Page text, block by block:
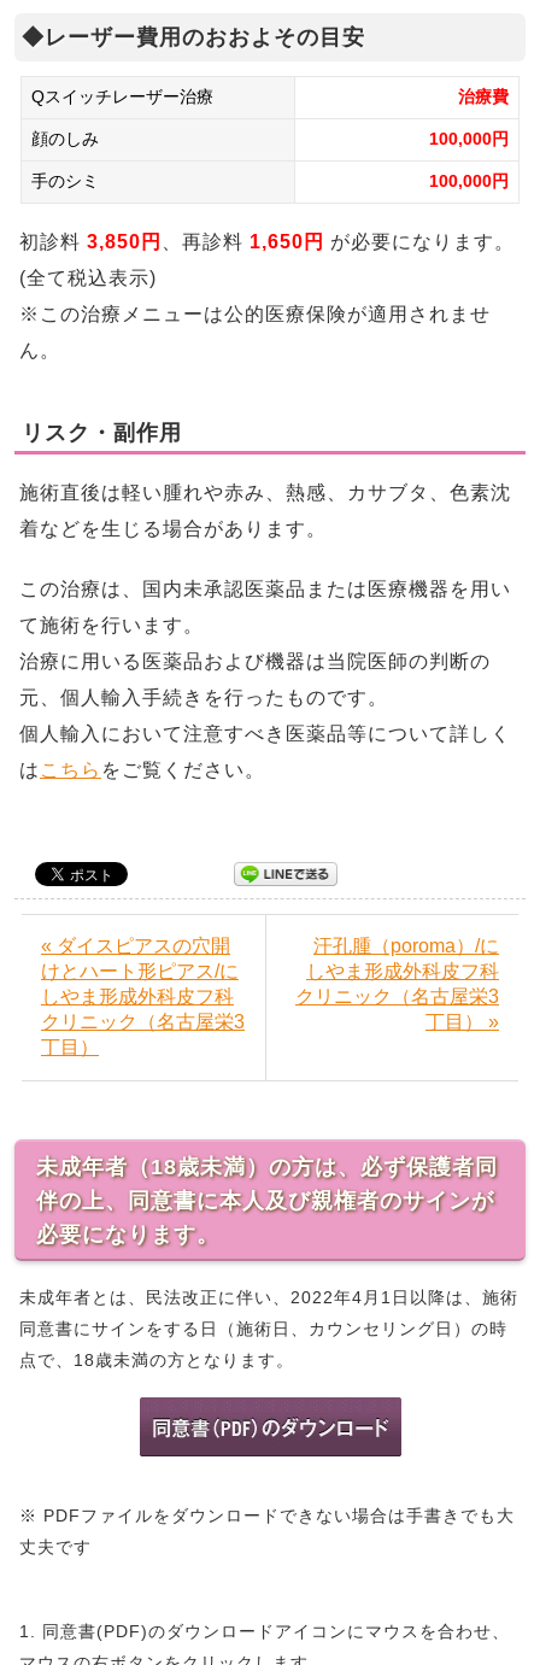
◆レーザー費用のおおよその目安
Qスイッチレーザー治療 治療費
顔のしみ 100,000円
手のシミ 100,000円
初診料 3,850円 、再診料 1,650円 が必要になります。
(全て税込表示)
※この治療メニューは公的医療保険が適用されませ
ん。
リスク・副作用
施術直後は軽い腫れや赤み、熱感、カサブタ、色素沈
着などを生じる場合があります。
この治療は、国内未承認医薬品または医療機器を用い
て施術を行います。
治療に用いる医薬品および機器は当院医師の判断の
元、個人輸入手続きを行ったものです。
個人輸入において注意すべき医薬品等について詳しく
は こちら をご覧ください。
« ダイスピアスの穴開
けとハート形ピアス/に
しやま形成外科皮フ科
クリニック（名古屋栄3
丁目）
汗孔腫（poroma）/に
しやま形成外科皮フ科
クリニック（名古屋栄3
丁目） »
未成年者（18歳未満）の方は、必ず保護者同
伴の上、同意書に本人及び親権者のサインが
必要になります。
未成年者とは、民法改正に伴い、2022年4月1日以降は、施術
同意書にサインをする日（施術日、カウンセリング日）の時
点で、18歳未満の方となります。
※ PDFファイルをダウンロードできない場合は手書きでも大
丈夫です
1. 同意書(PDF)のダウンロードアイコンにマウスを合わせ、